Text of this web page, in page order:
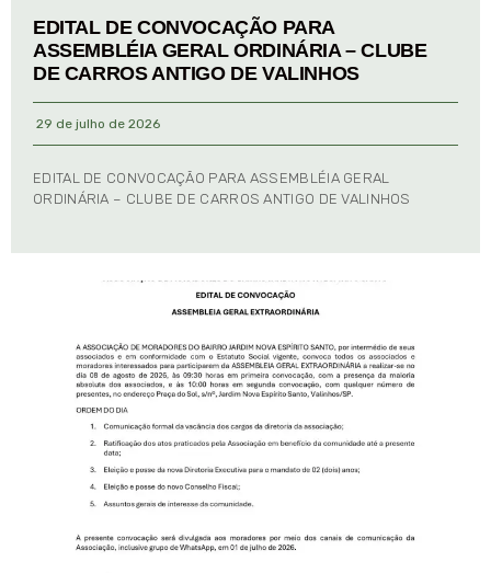
EDITAL DE CONVOCAÇÃO PARA
ASSEMBLÉIA GERAL ORDINÁRIA – CLUBE
DE CARROS ANTIGO DE VALINHOS
29 de julho de 2026
EDITAL DE CONVOCAÇÃO PARA ASSEMBLÉIA GERAL
ORDINÁRIA – CLUBE DE CARROS ANTIGO DE VALINHOS